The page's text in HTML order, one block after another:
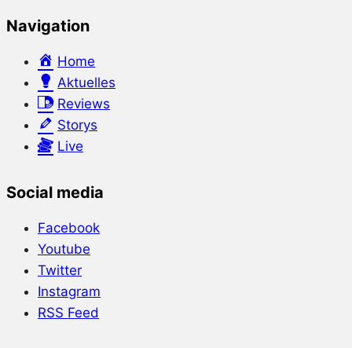
Navigation
Home
Aktuelles
Reviews
Storys
Live
Social media
Facebook
Youtube
Twitter
Instagram
RSS Feed